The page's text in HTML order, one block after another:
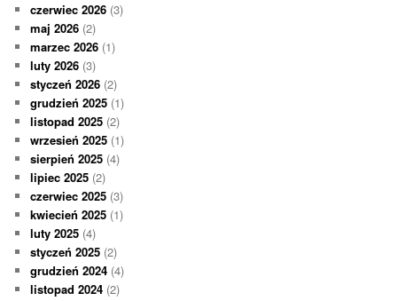
czerwiec 2026 (3)
maj 2026 (2)
marzec 2026 (1)
luty 2026 (3)
styczeń 2026 (2)
grudzień 2025 (1)
listopad 2025 (2)
wrzesień 2025 (1)
sierpień 2025 (4)
lipiec 2025 (2)
czerwiec 2025 (3)
kwiecień 2025 (1)
luty 2025 (4)
styczeń 2025 (2)
grudzień 2024 (4)
listopad 2024 (2)